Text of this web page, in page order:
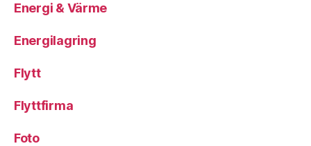
Energi & Värme
Energilagring
Flytt
Flyttfirma
Foto